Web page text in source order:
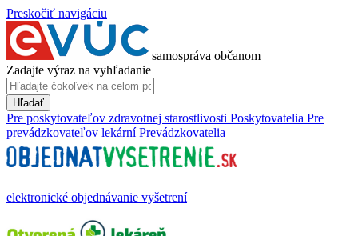
Preskočiť navigáciu
samospráva občanom
Zadajte výraz na vyhľadanie
Hľadať
Pre poskytovateľov zdravotnej starostlivosti Poskytovatelia Pre
prevádzkovateľov lekární Prevádzkovatelia
elektronické objednávanie vyšetrení